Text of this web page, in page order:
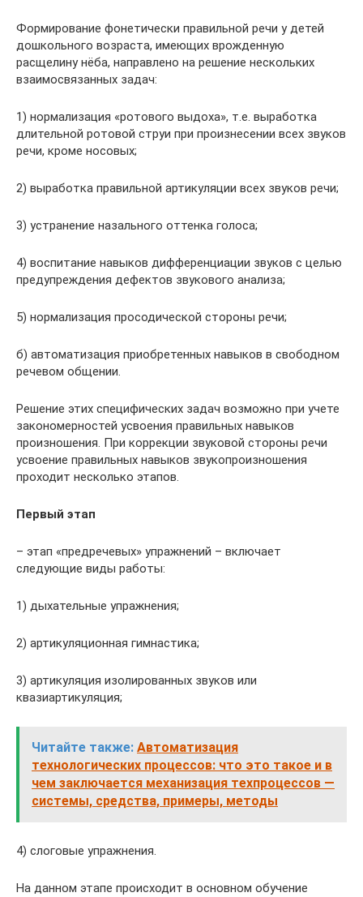
Формирование фонетически правильной речи у детей
дошкольного возраста, имеющих врожденную
расщелину нёба, направлено на решение нескольких
взаимосвязанных задач:
1) нормализация «ротового выдоха», т.е. выработка
длительной ротовой струи при произнесении всех звуков
речи, кроме носовых;
2) выработка правильной артикуляции всех звуков речи;
3) устранение назального оттенка голоса;
4) воспитание навыков дифференциации звуков с целью
предупреждения дефектов звукового анализа;
5) нормализация просодической стороны речи;
б) автоматизация приобретенных навыков в свободном
речевом общении.
Решение этих специфических задач возможно при учете
закономерностей усвоения правильных навыков
произношения. При коррекции звуковой стороны речи
усвоение правильных навыков звукопроизношения
проходит несколько этапов.
Первый этап
– этап «предречевых» упражнений – включает
следующие виды работы:
1) дыхательные упражнения;
2) артикуляционная гимнастика;
3) артикуляция изолированных звуков или
квазиартикуляция;
Читайте также: Автоматизация
технологических процессов: что это такое и в
чем заключается механизация техпроцессов —
системы, средства, примеры, методы
4) слоговые упражнения.
На данном этапе происходит в основном обучение